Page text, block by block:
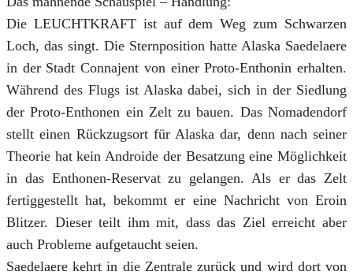
Die LEUCHTKRAFT ist auf dem Weg zum Schwarzen
Loch, das singt. Die Sternposition hatte Alaska Saedelaere
in der Stadt Connajent von einer Proto-Enthonin erhalten.
Während des Flugs ist Alaska dabei, sich in der Siedlung
der Proto-Enthonen ein Zelt zu bauen. Das Nomadendorf
stellt einen Rückzugsort für Alaska dar, denn nach seiner
Theorie hat kein Androide der Besatzung eine Möglichkeit
in das Enthonen-Reservat zu gelangen. Als er das Zelt
fertiggestellt hat, bekommt er eine Nachricht von Eroin
Blitzer. Dieser teilt ihm mit, dass das Ziel erreicht aber
auch Probleme aufgetaucht seien.
Saedelaere kehrt in die Zentrale zurück und wird dort von